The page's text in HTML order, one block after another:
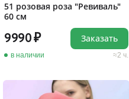
51 розовая роза "Ревиваль"
60 см
9990
в наличии 2 ч.
Заказать